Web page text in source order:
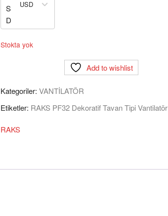
USD
Stokta yok
Add to wishlist
Kategoriler: VANTİLATÖR
Etiketler: RAKS PF32 Dekoratif Tavan Tipi Vantilatör
RAKS